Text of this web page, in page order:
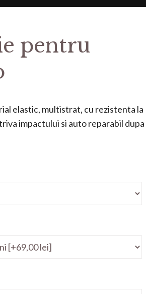
pentru
elastic, multistrat, cu rezistenta la
impactului si auto reparabil dupa